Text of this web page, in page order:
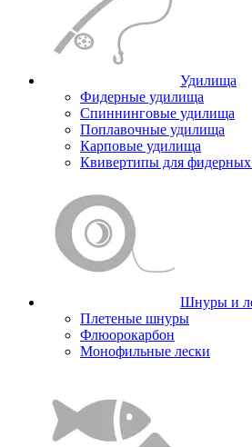
Удилища
Фидерные удилища
Спиннинговые удилища
Поплавочные удилища
Карповые удилища
Квивертипы для
Шнуры и
Плетеные шнуры
Флюорокарбон
Монофильные лески